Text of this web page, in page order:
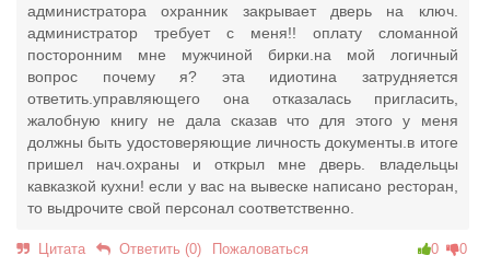
администратора охранник закрывает дверь на ключ.
администратор требует с меня!! оплату сломанной
посторонним мне мужчиной бирки.на мой логичный
вопрос почему я? эта идиотина затрудняется
ответить.управляющего она отказалась пригласить,
жалобную книгу не дала сказав что для этого у меня
должны быть удостоверяющие личность документы.в итоге
пришел нач.охраны и открыл мне дверь. владельцы
кавказкой кухни! если у вас на вывеске написано ресторан,
то выдрочите свой персонал соответственно.
Цитата Ответить (0) Пожаловаться 0 0